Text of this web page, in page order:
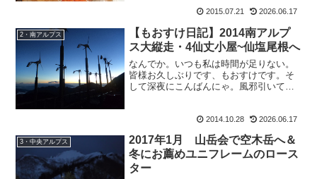
前を書きましょう、とペンが置いてあ
る。ある日の、なかじーのおやつにサイ
ンが。ここまでは普通。見つ...
2015.07.21 2026.06.17
2・南アルプス
【もおすけ日記】2014南アルプ
ス大縦走・4仙丈小屋~仙塩尾根へ
なんでか。いつも私は時間が足りない。
皆様お久しぶりです、もおすけです。そ
して深夜にこんばんにゃ。風邪引いて→
宅→洗濯もできずにバタンQ 。その間
に、友人達にお手紙書いて...
2014.10.28 2026.06.17
3・中央アルプス
2017年1月 山岳会で空木岳へ＆
冬にお薦めユニフレームのロース
ター